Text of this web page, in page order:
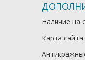
Наличие на
Карта сайта